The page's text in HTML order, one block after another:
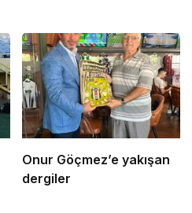
Onur Göçmez’e yakışan
dergiler